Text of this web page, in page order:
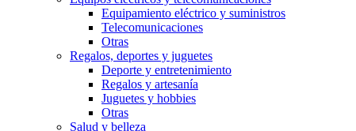
Equipamiento eléctrico y suministros
Telecomunicaciones
Otras
Regalos, deportes y juguetes
Deporte y entretenimiento
Regalos y artesaní­a
Juguetes y hobbies
Otras
Salud y belleza